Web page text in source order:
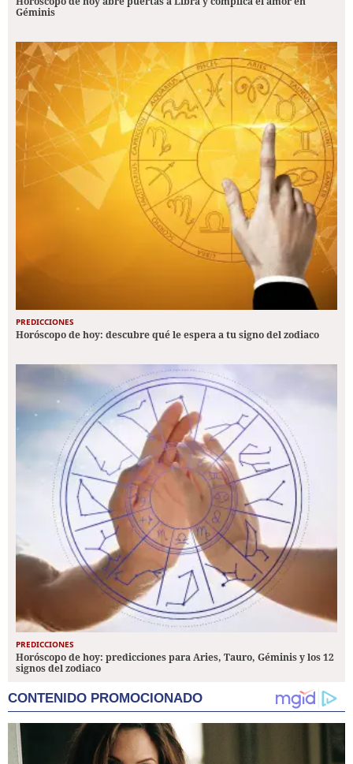
Géminis
PREDICCIONES
Horóscopo de hoy: descubre qué le espera a tu signo del zodiaco
PREDICCIONES
Horóscopo de hoy: predicciones para Aries, Tauro, Géminis y los 12
signos del zodiaco
CONTENIDO PROMOCIONADO